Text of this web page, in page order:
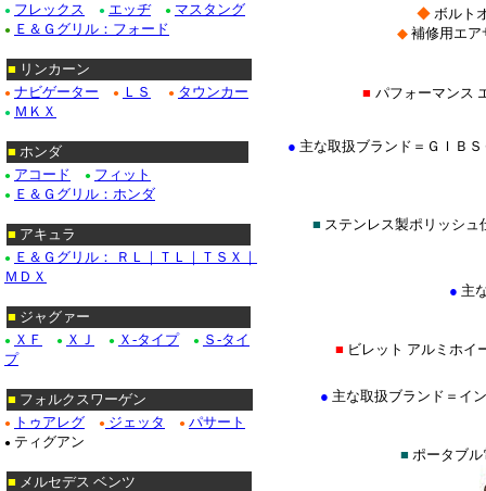
◆ボルト
◆ 補修用エア
■ パフォーマンス
● 主な取扱ブランド＝ＧＩＢ
■ ステンレス製ポリッシ
● 主
■ ビレット アルミホ
● 主な取扱ブランド＝イ
■ ポータブ
● フレックス ● エッヂ ● マスタング
● Ｅ＆Ｇグリル：フォード
■ リンカーン
● ナビゲーター ● ＬＳ ● タウンカー
● ＭＫＸ
■ ホンダ
● アコード ● フィット
● Ｅ＆Ｇグリル：ホンダ
■ アキュラ
●
Ｅ＆Ｇグリル： ＲＬ｜ＴＬ｜ＴＳＸ｜
ＭＤＸ
■ ジャグァー
● ＸＦ ● ＸＪ ● Ｘ-タイプ ●
Ｓ-タイ
プ
■ フォルクスワーゲン
● トゥアレグ ● ジェッタ ● パサート
● ティグアン
■ メルセデス ベンツ